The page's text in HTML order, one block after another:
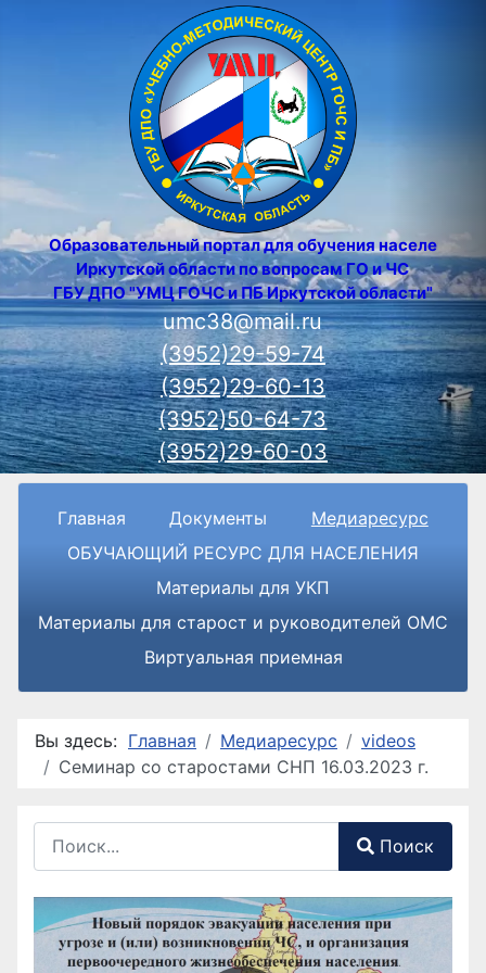
Образовательный портал для обучения населения
Иркутской области по вопросам ГО и ЧС
ГБУ ДПО "УМЦ ГОЧС и ПБ Иркутской области"
umc38@mail.ru
(3952)29-59-74
(3952)29-60-13
(3952)50-64-73
(3952)29-60-03
Главная Документы
Медиаресурс
ОБУЧАЮЩИЙ РЕСУРС ДЛЯ НАСЕЛЕНИЯ
Материалы для УКП
Материалы для старост и руководителей ОМС
Виртуальная приемная
Вы здесь: Главная Медиаресурс
videos
Семинар со старостами СНП 16.03.2023 г.
Поиск